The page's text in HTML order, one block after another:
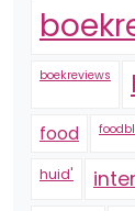
boekreviews
food
huid'